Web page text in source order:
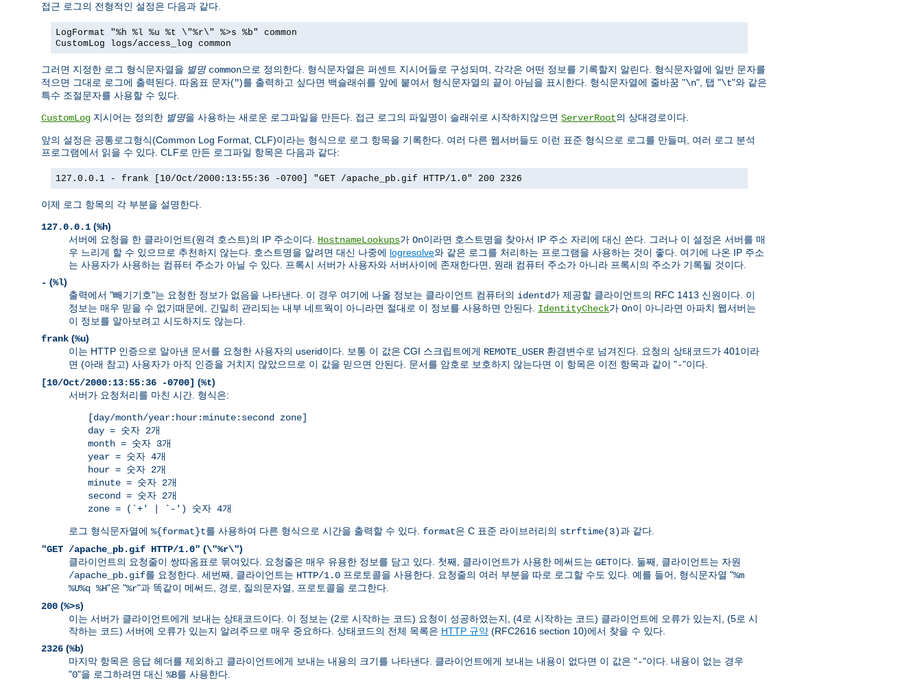
접근 로그의 전형적인 설정은 다음과 같다.
LogFormat "%h %l %u %t \"%r\" %>s %b" common
CustomLog logs/access_log common
그러면 지정한 로그 형식문자열을 별명 common으로 정의한다. 형식문자열은 퍼센트 지시어들로 구성되며, 각각은 어떤 정보를 기록할지 알린다. 형식문자열에 일반 문자를
적으면 그대로 로그에 출력된다. 따옴표 문자(")를 출력하고 싶다면 백슬래쉬를 앞에 붙여서 형식문자열의 끝이 아님을 표시한다. 형식문자열에 줄바꿈 "\n", 탭 "\t"와 같은
특수 조절문자를 사용할 수 있다.
CustomLog 지시어는 정의한 별명을 사용하는 새로운 로그파일을 만든다. 접근 로그의 파일명이 슬래쉬로 시작하지않으면 ServerRoot의 상대경로이다.
앞의 설정은 공통로그형식(Common Log Format, CLF)이라는 형식으로 로그 항목을 기록한다. 여러 다른 웹서버들도 이런 표준 형식으로 로그를 만들며, 여러 로그 분석
프로그램에서 읽을 수 있다. CLF로 만든 로그파일 항목은 다음과 같다:
127.0.0.1 - frank [10/Oct/2000:13:55:36 -0700] "GET /apache_pb.gif HTTP/1.0" 200 2326
이제 로그 항목의 각 부분을 설명한다.
127.0.0.1 (%h)
서버에 요청을 한 클라이언트(원격 호스트)의 IP 주소이다. HostnameLookups가 On이라면 호스트명을 찾아서 IP 주소 자리에 대신 쓴다. 그러나 이 설정은 서버를 매
우 느리게 할 수 있으므로 추천하지 않는다. 호스트명을 알려면 대신 나중에 logresolve와 같은 로그를 처리하는 프로그램을 사용하는 것이 좋다. 여기에 나온 IP 주소
는 사용자가 사용하는 컴퓨터 주소가 아닐 수 있다. 프록시 서버가 사용자와 서버사이에 존재한다면, 원래 컴퓨터 주소가 아니라 프록시의 주소가 기록될 것이다.
- (%l)
출력에서 "빼기기호"는 요청한 정보가 없음을 나타낸다. 이 경우 여기에 나올 정보는 클라이언트 컴퓨터의 identd가 제공할 클라이언트의 RFC 1413 신원이다. 이
정보는 매우 믿을 수 없기때문에, 긴밀히 관리되는 내부 네트웍이 아니라면 절대로 이 정보를 사용하면 안된다. IdentityCheck가 On이 아니라면 아파치 웹서버는
이 정보를 알아보려고 시도하지도 않는다.
frank (%u)
이는 HTTP 인증으로 알아낸 문서를 요청한 사용자의 userid이다. 보통 이 값은 CGI 스크립트에게 REMOTE_USER 환경변수로 넘겨진다. 요청의 상태코드가 401이라
면 (아래 참고) 사용자가 아직 인증을 거치지 않았으므로 이 값을 믿으면 안된다. 문서를 암호로 보호하지 않는다면 이 항목은 이전 항목과 같이 "-"이다.
[10/Oct/2000:13:55:36 -0700] (%t)
서버가 요청처리를 마친 시간. 형식은:
[day/month/year:hour:minute:second zone]
day = 숫자 2개
month = 숫자 3개
year = 숫자 4개
hour = 숫자 2개
minute = 숫자 2개
second = 숫자 2개
zone = (`+' | `-') 숫자 4개
로그 형식문자열에 %{format}t를 사용하여 다른 형식으로 시간을 출력할 수 있다. format은 C 표준 라이브러리의 strftime(3)과 같다.
"GET /apache_pb.gif HTTP/1.0" (\"%r\")
클라이언트의 요청줄이 쌍따옴표로 묶여있다. 요청줄은 매우 유용한 정보를 담고 있다. 첫째, 클라이언트가 사용한 메써드는 GET이다. 둘째, 클라이언트는 자원
/apache_pb.gif를 요청한다. 세번째, 클라이언트는 HTTP/1.0 프로토콜을 사용한다. 요청줄의 여러 부분을 따로 로그할 수도 있다. 예를 들어, 형식문자열 "%m
%U%q %H"은 "%r"과 똑같이 메써드, 경로, 질의문자열, 프로토콜을 로그한다.
200 (%>s)
이는 서버가 클라이언트에게 보내는 상태코드이다. 이 정보는 (2로 시작하는 코드) 요청이 성공하였는지, (4로 시작하는 코드) 클라이언트에 오류가 있는지, (5로 시
작하는 코드) 서버에 오류가 있는지 알려주므로 매우 중요하다. 상태코드의 전체 목록은 HTTP 규약 (RFC2616 section 10)에서 찾을 수 있다.
2326 (%b)
마지막 항목은 응답 헤더를 제외하고 클라이언트에게 보내는 내용의 크기를 나타낸다. 클라이언트에게 보내는 내용이 없다면 이 값은 "-"이다. 내용이 없는 경우
"0"을 로그하려면 대신 %B를 사용한다.